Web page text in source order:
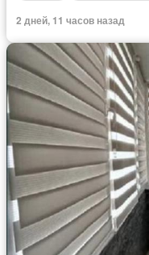
2 дней, 11 часов назад